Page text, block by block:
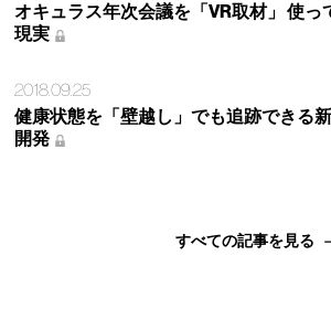
オキュラス年次会議を「VR取材」 使っ
現実
2018.09.25
健康状態を「壁越し」でも追跡できる
開発
すべての記事を見る